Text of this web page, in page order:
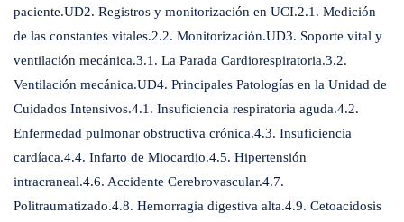
paciente.UD2. Registros y monitorización en UCI.2.1. Medición
de las constantes vitales.2.2. Monitorización.UD3. Soporte vital y
ventilación mecánica.3.1. La Parada Cardiorespiratoria.3.2.
Ventilación mecánica.UD4. Principales Patologías en la Unidad de
Cuidados Intensivos.4.1. Insuficiencia respiratoria aguda.4.2.
Enfermedad pulmonar obstructiva crónica.4.3. Insuficiencia
cardíaca.4.4. Infarto de Miocardio.4.5. Hipertensión
intracraneal.4.6. Accidente Cerebrovascular.4.7.
Politraumatizado.4.8. Hemorragia digestiva alta.4.9. Cetoacidosis